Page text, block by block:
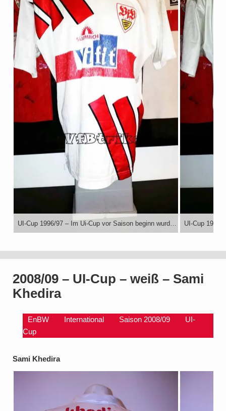
UI-Cup 1996/97 – Im Ui-Cup vor Saison beginn wurde noch mit den alten Trikots mit kleinem Vifit Logo und ohne festen Namen gespielt.
2008/09 – UI-Cup – weiß – Sami
Khedira
EnBW International Saison 2008/09
UI-
Cup
Sami Khedira